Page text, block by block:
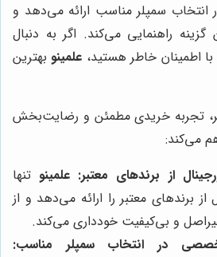
سمپلر مناسب ارائه می‌دهد و
راهنمایی می‌کند. اگر به دنبال
با اطمینان خاطر هستید، علمینوبهترین
تجربه خریدی مطمئن و رضایت‌بخش
می‌کند:
از برندهای معتبر: علمینوتنها
از برندهای معتبر را ارائه می‌دهد و از
و بی‌کیفیت خودداری می‌کند.
در انتخاب سمپلر مناسب: